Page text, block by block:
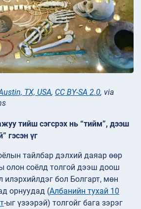
TX, USA, CC BY-SA 2.0, via
тийш сэгсрэх нь “тийм”, дээш
гэсэн үг
тайлбар дэлхий даяар өөр
олон соёлд толгой дээш доош
илэрхийлдэг бол Болгарт, мөн
орнуудад (Албанийн тухай 10
-ыг үзээрэй) толгойг бага зэрэг